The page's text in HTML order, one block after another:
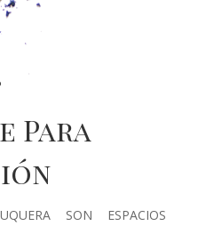
Para
SON ESPACIOS